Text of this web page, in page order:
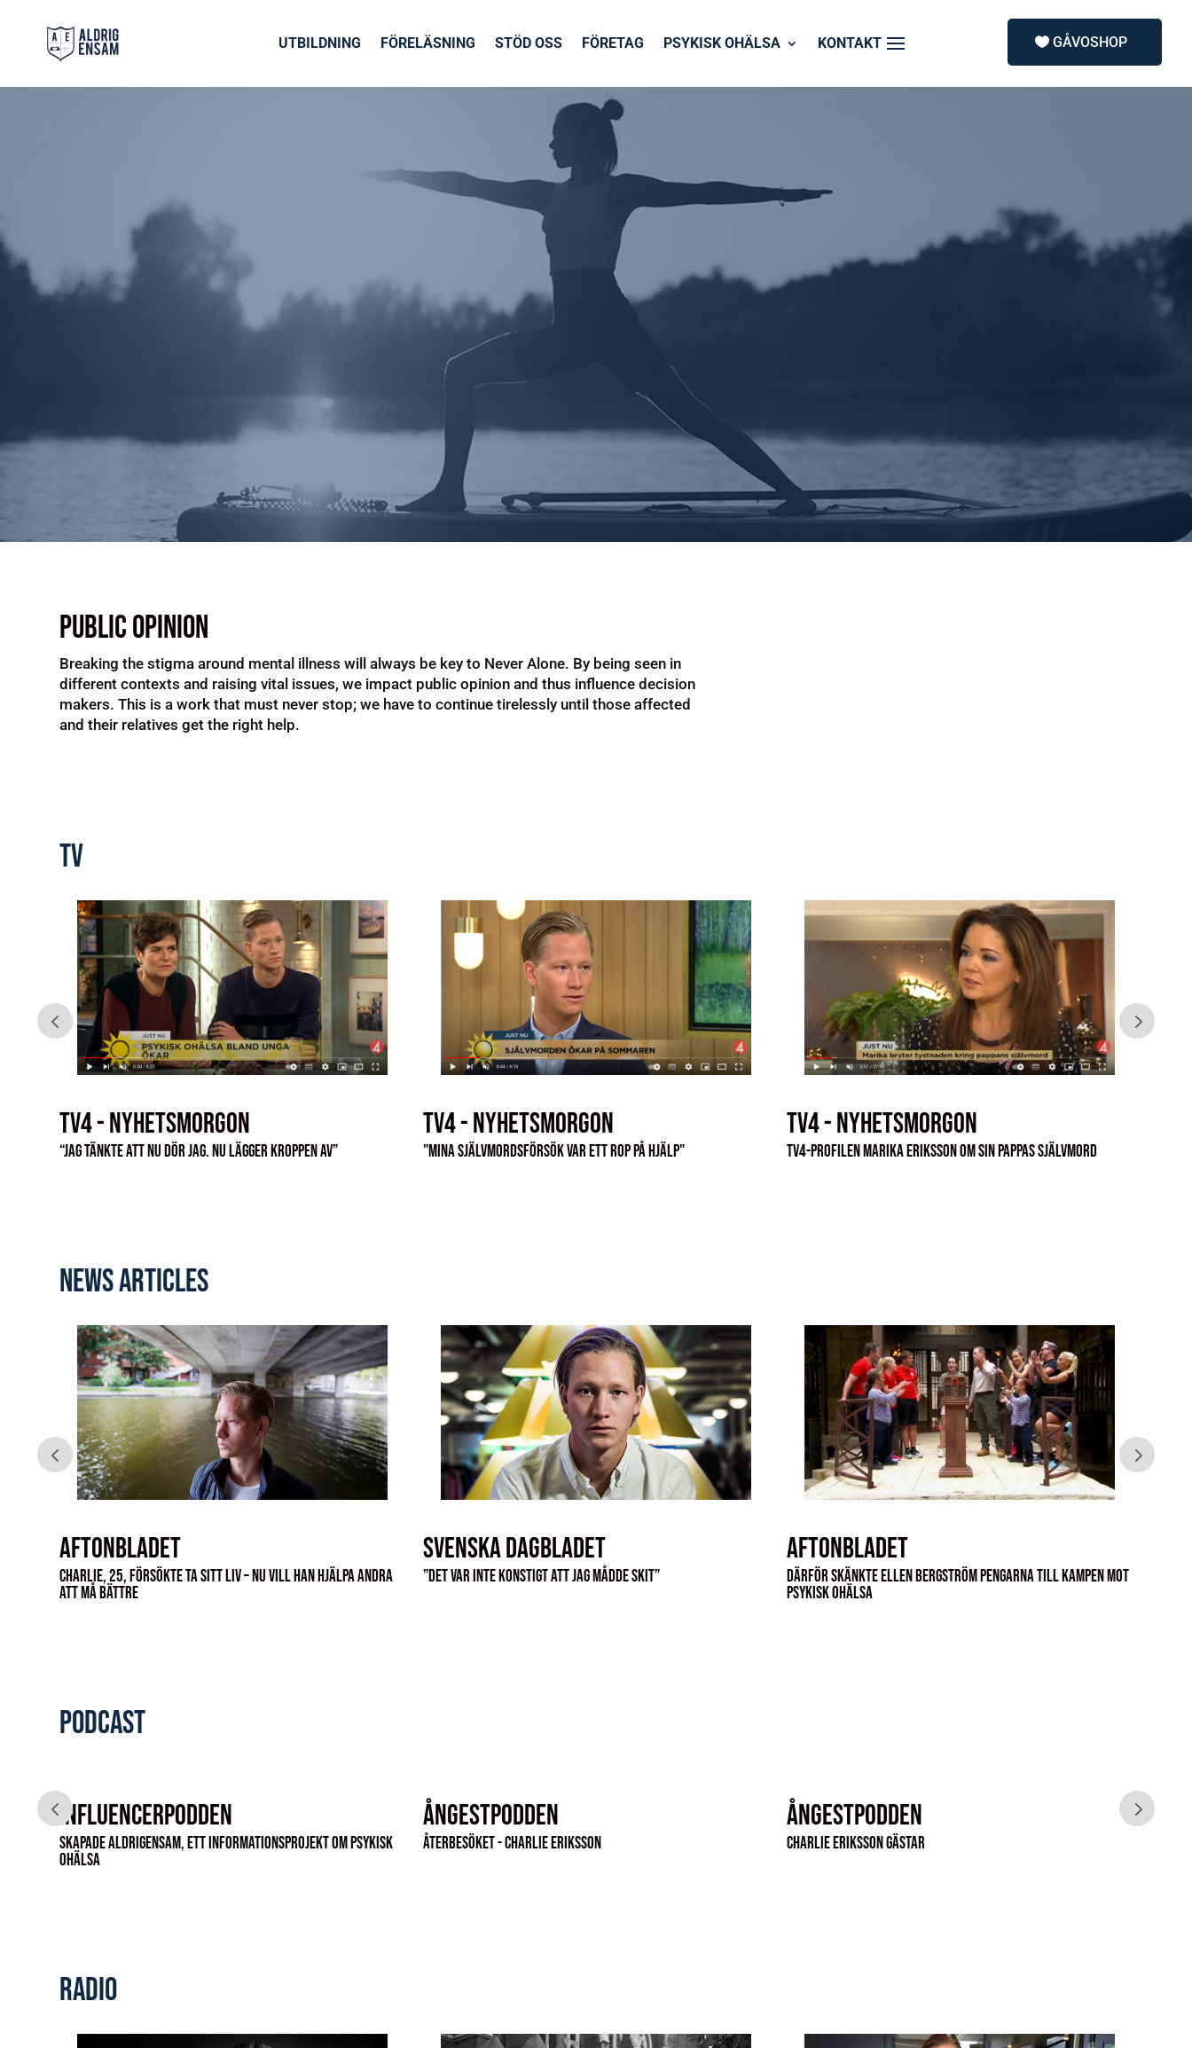
UTBILDNING FÖRELÄSNING STÖD OSS FÖRETAG PSYKISK OHÄLSA KONTAKT GÅVOSHOP
Public Opinion
Breaking the stigma around mental illness will always be key to Never Alone. By being seen in
different contexts and raising vital issues, we impact public opinion and thus influence decision
makers. This is a work that must never stop; we have to continue tirelessly until those affected
and their relatives get the right help.
TV
TV4 - NYHETSMORGON
“Jag tänkte att nu dör jag. Nu lägger kroppen av”
TV4 - NYHETSMORGON
"Mina självmordsförsök var ett rop på hjälp"
TV4 - NYHETSMORGON
TV4-profilen Marika Eriksson om sin pappas självmord
news articles
Aftonbladet
Charlie, 25, försökte ta sitt liv – nu vill han hjälpa andra
att må bättre
Svenska Dagbladet
”Det var inte konstigt att jag mådde skit”
Aftonbladet
Därför skänkte Ellen Bergström pengarna till kampen mot
psykisk ohälsa
Podcast
Influencerpodden
Skapade Aldrigensam, ett informationsprojekt om psykisk
ohälsa
Ångestpodden
Återbesöket - Charlie Eriksson
Ångestpodden
Charlie Eriksson gästar
Radio